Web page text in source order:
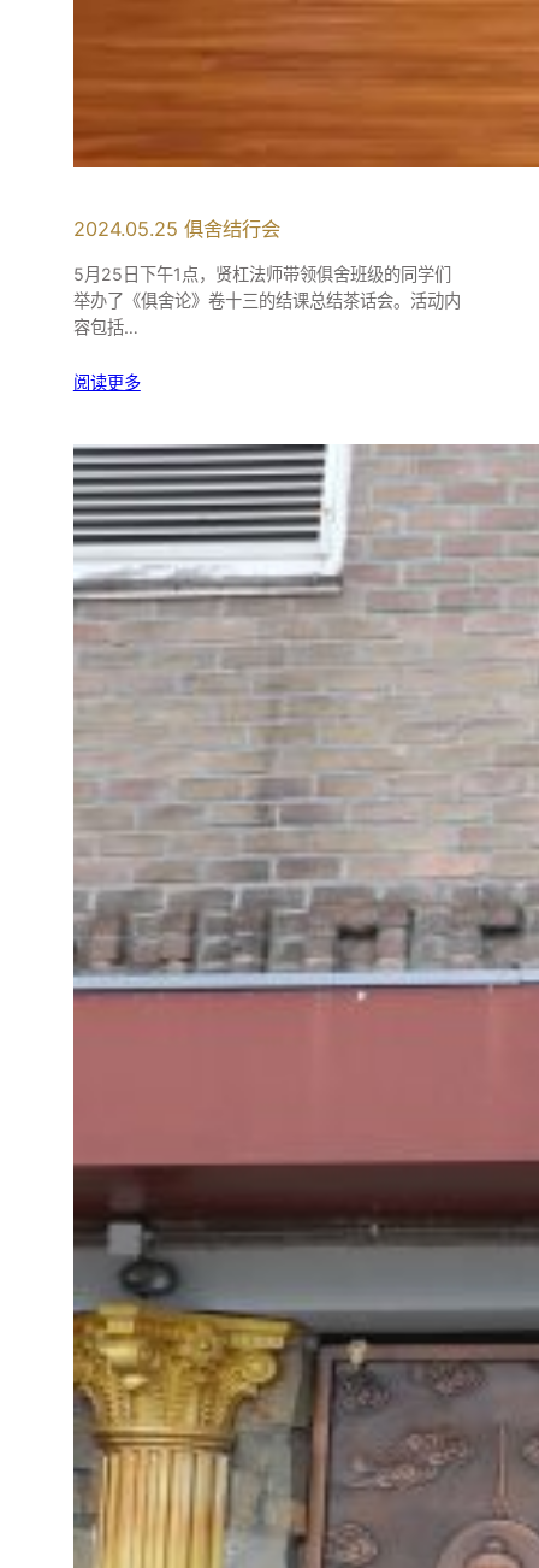
2024.05.25 俱舍结行会
5月25日下午1点，贤杠法师带领俱舍班级的同学们
举办了《俱舍论》卷十三的结课总结茶话会。活动内
容包括…
阅读更多